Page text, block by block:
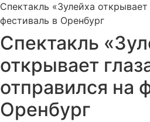
Спектакль «Зулейха открывает
фестиваль в Оренбург
Спектакль
открывает
отправился на
Оренбург